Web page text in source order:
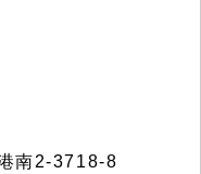
南2-3718-8